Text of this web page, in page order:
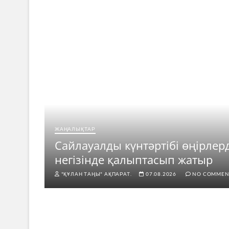
ЖАҢАЛЫҚТАР
Сайлауалды күнтәртібі
негізінде қалыптасып жатыр
"ҚҰЛАН ТАҢЫ" АҚПАРАТ. 07.08.2026 NO